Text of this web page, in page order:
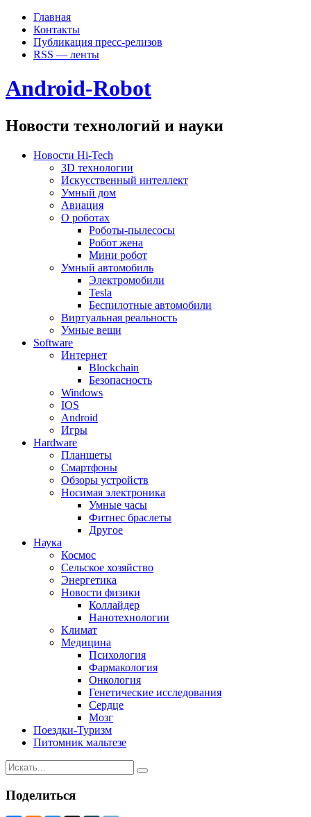
Главная
Контакты
Публикация пресс-релизов
RSS — ленты
Android-Robot
Новости технологий и науки
Новости Hi-Tech
3D технологии
Искусственный интеллект
Умный дом
Авиация
О роботах
Роботы-пылесосы
Робот жена
Мини робот
Умный автомобиль
Электромобили
Tesla
Беспилотные автомобили
Виртуальная реальность
Умные вещи
Software
Интернет
Blockchain
Безопасность
Windows
IOS
Android
Игры
Hardware
Планшеты
Смартфоны
Обзоры устройств
Носимая электроника
Умные часы
Фитнес браслеты
Другое
Наука
Космос
Сельское хозяйство
Энергетика
Новости физики
Коллайдер
Нанотехнологии
Климат
Медицина
Психология
Фармакология
Онкология
Генетические исследования
Сердце
Мозг
Поездки-Туризм
Питомник мальтезе
Поделиться